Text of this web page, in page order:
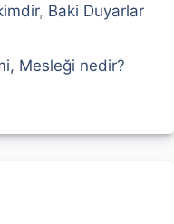
, Baki Duyarlar
Mesleği nedir?